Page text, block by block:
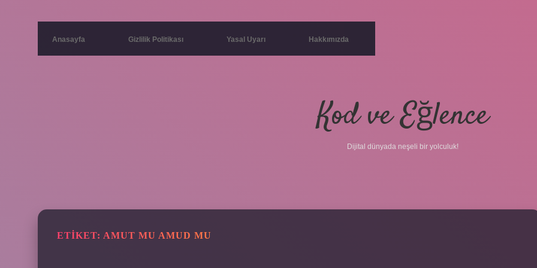
Anasayfa Gizlilik Politikası Yasal Uyarı Hakkımızda
Kod ve Eğlence
Dijital dünyada neşeli bir yolculuk!
ETIKET: AMUT MU AMUD MU